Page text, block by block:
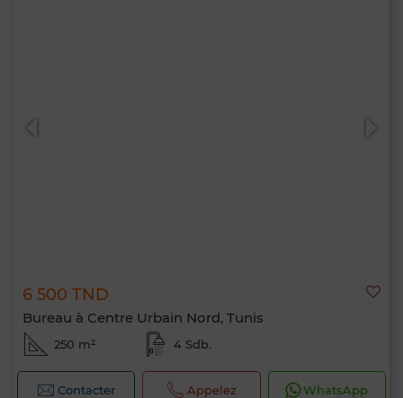
6 500 TND
Bureau à Centre Urbain Nord, Tunis
250 m² 4 Sdb.
Contacter Appelez WhatsApp